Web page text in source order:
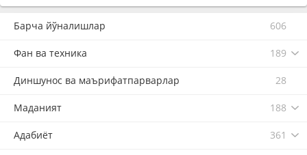
Барча йўналишлар 606
Фан ва техника 189
Диншунос ва маърифатпарварлар 28
Маданият 188
Адабиёт 361